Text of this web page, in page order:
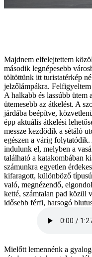
Majdnem elfelejtettem
második legnépesebb
töltöttünk itt turistatérkép
jelzőlámpákra.
A halkabb és lassúbb ütem
ütemesebb az átkelést. A
járdába beépítve,
épp aktuális átkelési
messze kezdődik a sétáló
egészen a várig
indulunk el, melyben a
található a katakombában
számunkra egyetlen
kifaragott, különböző
való, megnézendő,
ketté, számtalan pad közül
idősebb férfi, harsogó
Mielőtt lemennénk a